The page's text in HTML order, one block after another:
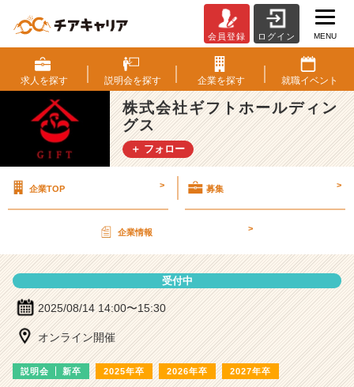
式
会
社
ギ
フ
ト
ホ
デ
ィ
グ
ス
の
説
細
会員登録 ログイン MENU
求人を探す 説明会を探す 企業を探す 就職イベント
株式会社ギフトホールディン
グス
＋ フォロー
企業TOP > 募集 >
企業情報 >
受付中
2025/08/14 14:00〜15:30
オンライン開催
説明会 新卒 2025年卒 2026年卒 2027年卒